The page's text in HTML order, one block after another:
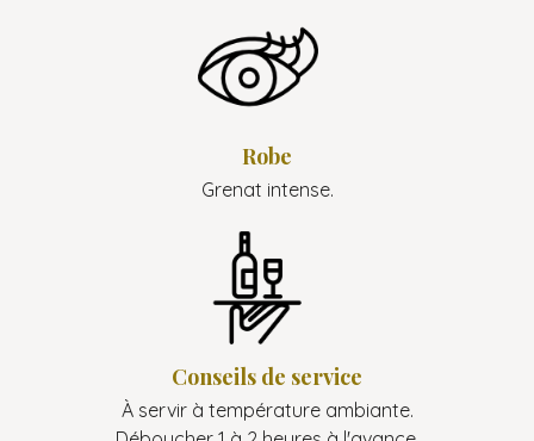
Robe
Grenat intense.
Conseils de service
À servir à température ambiante.